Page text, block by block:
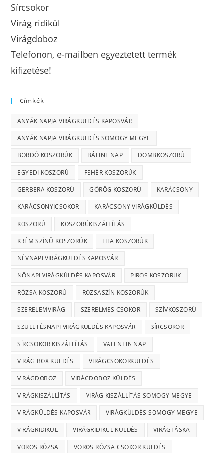
Sírcsokor
Virág ridikül
Virágdoboz
Telefonon, e-mailben egyeztetett termék
kifizetése!
Címkék
ANYÁK NAPJA VIRÁGKÜLDÉS KAPOSVÁR
ANYÁK NAPJA VIRÁGKÜLDÉS SOMOGY MEGYE
BORDÓ KOSZORÚK BÁLINT NAP DOMBKOSZORÚ
EGYEDI KOSZORÚ FEHÉR KOSZORÚK
GERBERA KOSZORÚ GÖRÖG KOSZORÚ KARÁCSONY
KARÁCSONYICSOKOR KARÁCSONYIVIRÁGKÜLDÉS
KOSZORÚ KOSZORÚKISZÁLLÍTÁS
KRÉM SZÍNŰ KOSZORÚK LILA KOSZORÚK
NÉVNAPI VIRÁGKÜLDÉS KAPOSVÁR
NŐNAPI VIRÁGKÜLDÉS KAPOSVÁR PIROS KOSZORÚK
RÓZSA KOSZORÚ RÓZSASZÍN KOSZORÚK
SZERELEMVIRÁG SZERELMES CSOKOR SZÍVKOSZORÚ
SZÜLETÉSNAPI VIRÁGKÜLDÉS KAPOSVÁR SÍRCSOKOR
SÍRCSOKOR KISZÁLLÍTÁS VALENTIN NAP
VIRÁG BOX KÜLDÉS VIRÁGCSOKORKÜLDÉS
VIRÁGDOBOZ VIRÁGDOBOZ KÜLDÉS
VIRÁGKISZÁLLÍTÁS VIRÁG KISZÁLLÍTÁS SOMOGY MEGYE
VIRÁGKÜLDÉS KAPOSVÁR VIRÁGKÜLDÉS SOMOGY MEGYE
VIRÁGRIDIKÜL VIRÁGRIDIKÜL KÜLDÉS VIRÁGTÁSKA
VÖRÖS RÓZSA VÖRÖS RÓZSA CSOKOR KÜLDÉS